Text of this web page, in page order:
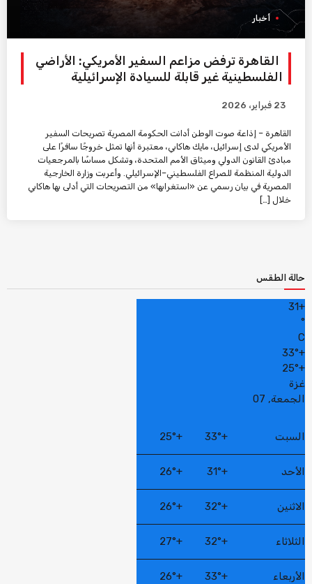
أخبار
القاهرة ترفض مزاعم السفير الأمريكي: الأراضي
الفلسطينية غير قابلة للسيادة الإسرائيلية
23 فبراير، 2026
القاهرة – إذاعة صوت الوطن أدانت الحكومة المصرية تصريحات السفير
الأمريكي لدى إسرائيل، مايك هاكابي، معتبرة أنها تمثل خروجًا سافرًا على
مبادئ القانون الدولي وميثاق الأمم المتحدة، وتشكل مساسًا بالمرجعيات
الدولية المنظمة للصراع الفلسطيني–الإسرائيلي. وأعربت وزارة الخارجية
المصرية في بيان رسمي عن «استغرابها» من التصريحات التي أدلى بها هاكابي
خلال […]
حالة الطقس
+
31
°
C
+
33°
+
25°
غزة
الجمعة, 07
السبت +
33°
+
25°
الأحد +
31°
+
26°
الاثنين +
32°
+
26°
الثلاثاء +
32°
+
27°
الأربعاء +
33°
+
26°